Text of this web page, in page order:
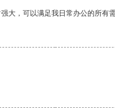
，可以满足我日常办公的所有